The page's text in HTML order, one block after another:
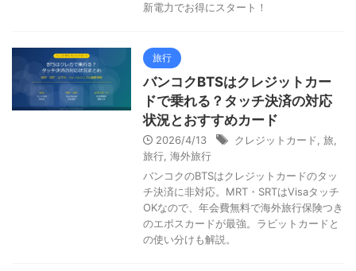
新電力でお得にスタート！
旅行
バンコクBTSはクレジットカー
ドで乗れる？タッチ決済の対応
状況とおすすめカード
2026/4/13 クレジットカード 旅
旅行 海外旅行
バンコクのBTSはクレジットカードのタッ
チ決済に非対応。MRT・SRTはVisaタッチ
OKなので、年会費無料で海外旅行保険つき
のエポスカードが最強。ラビットカードと
の使い分けも解説。